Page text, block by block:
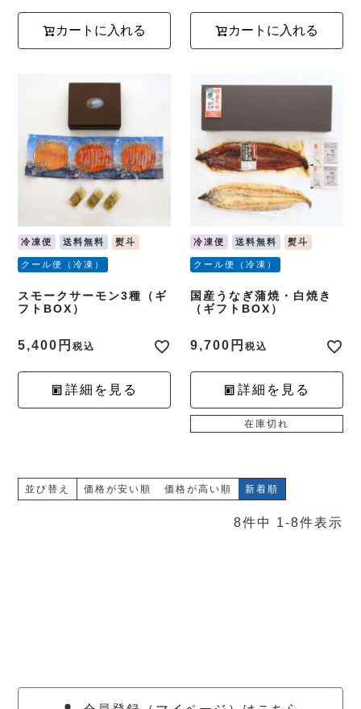
カートに入れる カートに入れる
冷凍便 送料無料 熨斗
クール便（冷凍）
スモークサーモン3種（ギ
フトBOX）
5,400 税込
詳細を見る
冷凍便 送料無料 熨斗
クール便（冷凍）
国産うなぎ蒲焼・白焼き
（ギフトBOX）
9,700 税込
詳細を見る
在庫切れ
並び替え 価格が安い順 価格が高い順 新着順
8件中 1-8件表示